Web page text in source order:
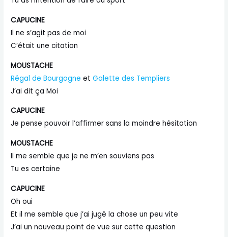
CAPUCINE
Il ne s’agit pas de moi
C’était une citation
MOUSTACHE
Régal de BourgogneetGalette des Templiers
J’ai dit ça Moi
CAPUCINE
Je pense pouvoir l’affirmer sans la moindre hésitation
MOUSTACHE
Il me semble que je ne m’en souviens pas
Tu es certaine
CAPUCINE
Oh oui
Et il me semble que j’ai jugé la chose un peu vite
J’ai un nouveau point de vue sur cette question